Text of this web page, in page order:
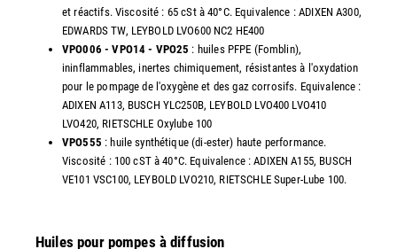
et réactifs. Viscosité : 65 cSt à 40°C. Equivalence : ADIXEN A300,
EDWARDS TW, LEYBOLD LVO600 NC2 HE400
VPO006 - VPO14 - VPO25 : huiles PFPE (Fomblin),
ininflammables, inertes chimiquement, résistantes à l'oxydation
pour le pompage de l'oxygène et des gaz corrosifs. Equivalence :
ADIXEN A113, BUSCH YLC250B, LEYBOLD LVO400 LVO410
LVO420, RIETSCHLE Oxylube 100
VPO555 : huile synthétique (di-ester) haute performance.
Viscosité : 100 cST à 40°C. Equivalence : ADIXEN A155, BUSCH
VE101 VSC100, LEYBOLD LVO210, RIETSCHLE Super-Lube 100.
Huiles pour pompes à diffusion